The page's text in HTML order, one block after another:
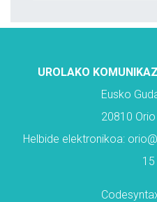
UROLAKO
Eusko
20810
Helbide elektronikoa: